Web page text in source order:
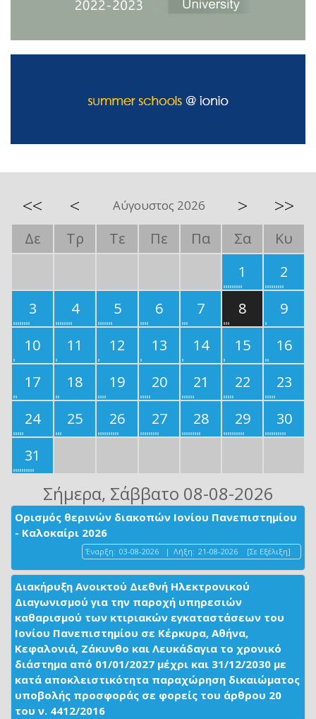
<< < Αύγουστος 2026 > >>
Δε Τρ Τε Πε Πα Σα
Κυ
1
2
3
4 5 6 7 8
9
10
11 12 13 14 15
16
17
18 19 20 21 22
23
24
25 26 27 28 29
30
31
Σήμερα, Σάββατο 08-08-2026
Ορισμός θερινών διακοπών Ιονίου Πανεπιστημίου
- Καλοκαίρι 2026
Έναρξη: 03-08-2026 | Λήξη: 21-08-2026 [Σε Εξέλιξη]
Διακήρυξη Ανοικτού Διεθνή Ηλεκτρονικού
Διαγωνισμού για την παροχή υπηρεσιών
καθαρισμού των κτιριακών εγκαταστάσεων του
Ιονίου Πανεπιστημίου σε Κέρκυρα, Αθήνα,
Κεφαλονιά, Ζάκυνθο και Λευκάδαγια το χρονικό
διάστημα από 01/01/2027 μέχρι και 31/12/2030 με
κατά αποκλειστικότητα παραχώρηση δικαιώματος
υποβολής προσφοράς σε φορείς του άρθρου 20
του ν. 4412/2016